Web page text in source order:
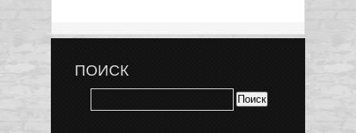
ПОИСК